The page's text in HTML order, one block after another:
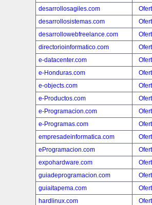
desarrollosagiles.com
desarrollosistemas.com
desarrollowebfreelance.com
directorioinformatico.com
e-datacenter.com
e-Honduras.com
e-objects.com
e-Productos.com
e-Programacion.com
e-Programas.com
empresadeinformatica.com
eProgramacion.com
expohardware.com
guiadeprogramacion.com
guiaitapema.com
hardlinux.com